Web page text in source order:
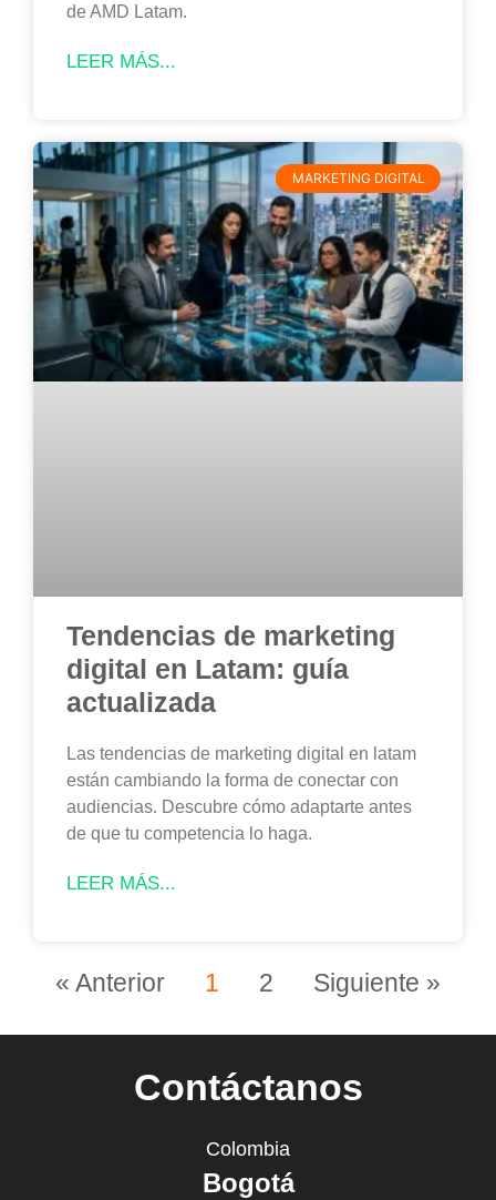
de AMD Latam.
LEER MÁS...
MARKETING DIGITAL
Tendencias de marketing
digital en Latam: guía
actualizada
Las tendencias de marketing digital en latam
están cambiando la forma de conectar con
audiencias. Descubre cómo adaptarte antes
de que tu competencia lo haga.
LEER MÁS...
« Anterior 1 2 Siguiente »
Contáctanos
Colombia
Bogotá